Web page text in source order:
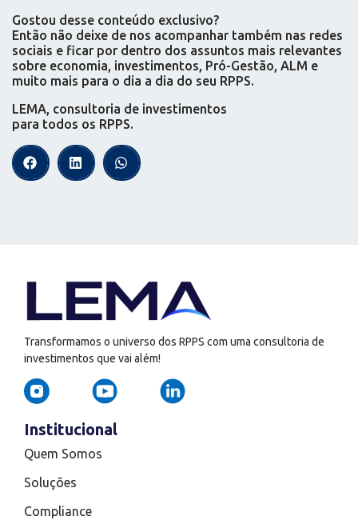
Gostou desse conteúdo exclusivo?
Então não deixe de nos acompanhar também nas redes
sociais e ficar por dentro dos assuntos mais relevantes
sobre economia, investimentos, Pró-Gestão, ALM e
muito mais para o dia a dia do seu RPPS.
LEMA, consultoria de investimentos
para todos os RPPS.
Transformamos o universo dos RPPS com uma consultoria de
investimentos que vai além!
Institucional
Quem Somos
Soluções
Compliance